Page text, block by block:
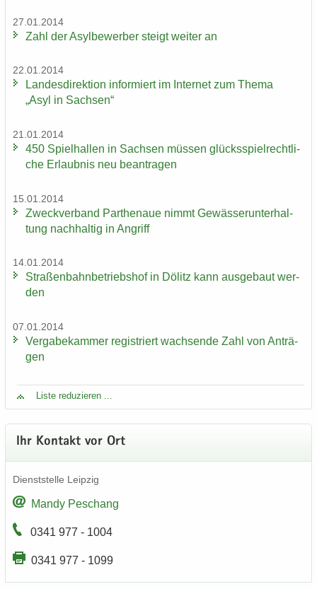
27.01.2014
Zahl der Asyl­be­wer­ber steigt wei­ter an
22.01.2014
Lan­des­di­rek­ti­on in­for­miert im In­ter­net zum Thema
„Asyl in Sach­sen“
21.01.2014
450 Spiel­hal­len in Sach­sen müs­sen glücks­spiel­recht­li­
che Er­laub­nis neu be­an­tra­gen
15.01.2014
Zweck­ver­band Par­the­naue nimmt Ge­wäs­ser­un­ter­hal­
tung nach­hal­tig in An­griff
14.01.2014
Stra­ßen­bahn­be­triebs­hof in Dölitz kann aus­ge­baut wer­
den
07.01.2014
Ver­ga­be­kam­mer re­gis­triert wach­sen­de Zahl von An­trä­
gen
Liste re­du­zie­ren ...
Ihr Kon­takt vor Ort
Dienst­stel­le Leip­zig
Mandy Peschang
0341 977 - 1004
0341 977 - 1099